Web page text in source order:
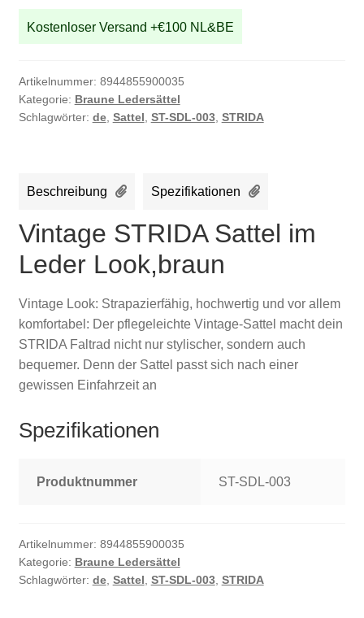
Kostenloser Versand +€100 NL&BE
Artikelnummer: 8944855900035
Kategorie: Braune Ledersättel
Schlagwörter: de, Sattel ST-SDL-003, STRIDA
Beschreibung Spezifikationen
Vintage STRIDA Sattel im
Leder Look,braun
Vintage Look: Strapazierfähig, hochwertig und vor allem
komfortabel: Der pflegeleichte Vintage-Sattel macht dein
STRIDA Faltrad nicht nur stylischer, sondern auch
bequemer. Denn der Sattel passt sich nach einer
gewissen Einfahrzeit an
Spezifikationen
Produktnummer ST-SDL-003
Artikelnummer: 8944855900035
Kategorie: Braune Ledersättel
Schlagwörter: de, Sattel, ST-SDL-003, STRIDA